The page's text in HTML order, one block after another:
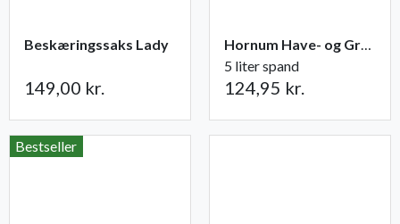
Beskæringssaks Lady
149,00 kr.
Hornum Have- og Grøntsagsgødning NPK 9-2-5
5 liter spand
124,95 kr.
Bestseller